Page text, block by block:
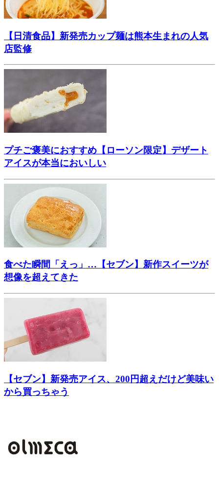
【日清食品】新発売カップ麺は熊本生まれの人気
店監修
プチご褒美におすすめ【ローソン限定】デザート
アイスが本当においしい
食べた瞬間「えっ」…【セブン】新作スイーツが
想像を超えてきた
【セブン】新発売アイス、200円超えだけど美味い
から買っちゃう